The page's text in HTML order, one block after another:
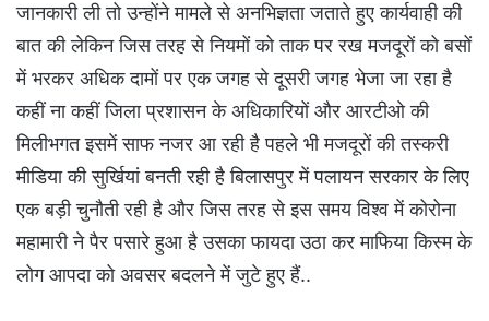
जानकारी ली तो उन्होंने मामले से अनभिज्ञता जताते हुए कार्यवाही की
बात की लेकिन जिस तरह से नियमों को ताक पर रख मजदूरों को बसों
में भरकर अधिक दामों पर एक जगह से दूसरी जगह भेजा जा रहा है
कहीं ना कहीं जिला प्रशासन के अधिकारियों और आरटीओ की
मिलीभगत इसमें साफ नजर आ रही है पहले भी मजदूरों की तस्करी
मीडिया की सुर्खियां बनती रही है बिलासपुर में पलायन सरकार के लिए
एक बड़ी चुनौती रही है और जिस तरह से इस समय विश्व में कोरोना
महामारी ने पैर पसारे हुआ है उसका फायदा उठा कर माफिया किस्म के
लोग आपदा को अवसर बदलने में जुटे हुए हैं..